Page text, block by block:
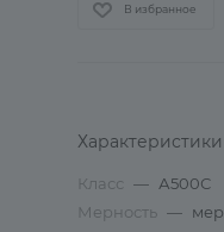
В избранное
Характеристики
Класс — А500С
Мерность —